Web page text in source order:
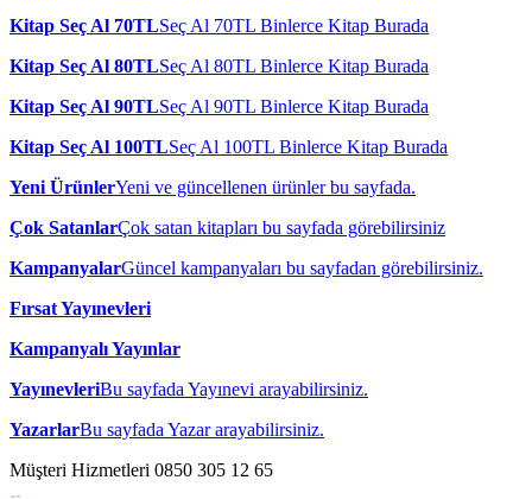
Kitap Seç Al 70TLSeç Al 70TL Binlerce Kitap Burada
Kitap Seç Al 80TLSeç Al 80TL Binlerce Kitap Burada
Kitap Seç Al 90TLSeç Al 90TL Binlerce Kitap Burada
Kitap Seç Al 100TLSeç Al 100TL Binlerce Kitap Burada
Yeni ÜrünlerYeni ve güncellenen ürünler bu sayfada.
Çok SatanlarÇok satan kitapları bu sayfada görebilirsiniz
KampanyalarGüncel kampanyaları bu sayfadan görebilirsiniz.
Fırsat Yayınevleri
Kampanyalı Yayınlar
YayınevleriBu sayfada Yayınevi arayabilirsiniz.
YazarlarBu sayfada Yazar arayabilirsiniz.
Müşteri Hizmetleri 0850 305 12 65